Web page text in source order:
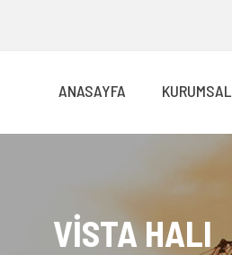
ANASAYFA KURUMSAL
VİSTA HALI